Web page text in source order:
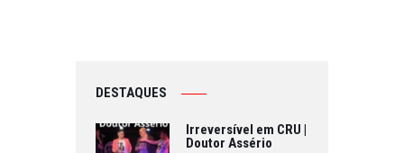
DESTAQUES
Irreversível em CRU |
Doutor Assério